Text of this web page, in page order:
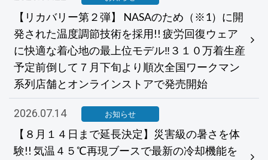
【リカバリー第２弾】 NASAのため（※1）に開
発された温度調節技術を採用!! 疲労回復ウェア
に快適な着心地の最上位モデル‼３１０万着生産
予定前倒して７月下旬より順次全国ワークマン
系列店舗とオンラインストアで発売開始
2026.07.14 お知らせ
【８月１４日まで延長決定】災害級の暑さを体
験!! 気温４５℃再現ブースで最新の冷却機能を